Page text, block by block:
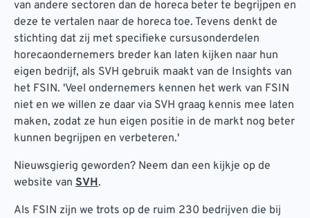
van andere sectoren dan de horeca beter te begrijpen en
deze te vertalen naar de horeca toe. Tevens denkt de
stichting dat zij met specifieke cursusonderdelen
horecaondernemers breder kan laten kijken naar hun
eigen bedrijf, als SVH gebruik maakt van de Insights van
het FSIN. 'Veel ondernemers kennen het werk van FSIN
niet en we willen ze daar via SVH graag kennis mee laten
maken, zodat ze hun eigen positie in de markt nog beter
kunnen begrijpen en verbeteren.'
Nieuwsgierig geworden? Neem dan een kijkje op de
website van SVH.
Als FSIN zijn we trots op de ruim 230 bedrijven die bij